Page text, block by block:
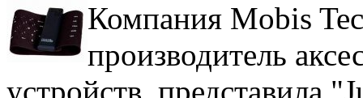
Компания Mobis
производитель